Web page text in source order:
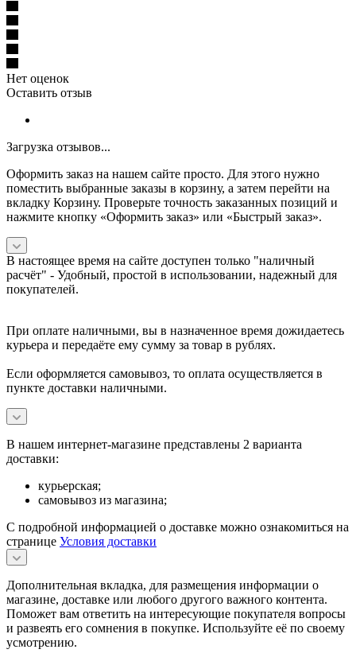
Нет оценок
Оставить отзыв
Загрузка отзывов...
Оформить заказ на нашем сайте просто. Для этого нужно
поместить выбранные заказы в корзину, а затем перейти на
вкладку Корзину. Проверьте точность заказанных позиций и
нажмите кнопку «Оформить заказ» или «Быстрый заказ».
В настоящее время на сайте доступен только "наличный
расчёт" - Удобный, простой в использовании, надежный для
покупателей.
При оплате наличными, вы в назначенное время дожидаетесь
курьера и передаёте ему сумму за товар в рублях.
Если оформляется самовывоз, то оплата осуществляется в
пункте доставки наличными.
В нашем интернет-магазине представлены 2 варианта
доставки:
курьерская;
самовывоз из магазина;
С подробной информацией о доставке можно ознакомиться на
странице Условия доставки
Дополнительная вкладка, для размещения информации о
магазине, доставке или любого другого важного контента.
Поможет вам ответить на интересующие покупателя вопросы
и развеять его сомнения в покупке. Используйте её по своему
усмотрению.